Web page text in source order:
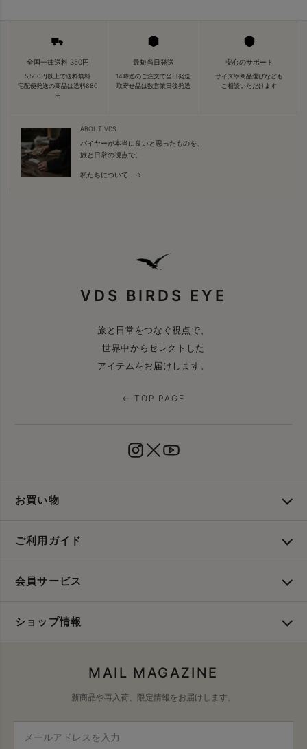
全国一律送料 350円
5,500円以上で送料無料
宅配便発送の商品は送料880
円
最短当日発送
14時迄のご注文で当日発送
取寄せ品は数営業日後発送
安心のサポート
サイズや商品選びなども
ご相談いただけます
ABOUT VDS
バイヤーが本当に良いと思ったものを、
旅と日常の視点で。
私たちについて →
VDS BIRDS EYE
旅と日常をつなぐ視点で、
世界中からセレクトした
アイテムをお届けします。
← TOP PAGE
お買い物
ご利用ガイド
会員サービス
ショップ情報
MAIL MAGAZINE
新商品や再入荷、限定情報をお届けします。